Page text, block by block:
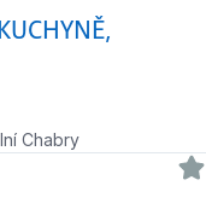
Chabry